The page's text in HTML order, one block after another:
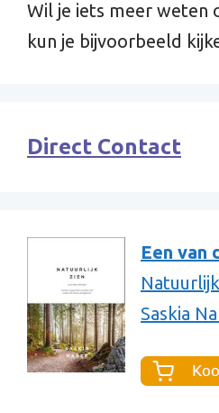
Wil je iets meer weten
kun je bijvoorbeeld
Direct Contact
Een van
Saskia